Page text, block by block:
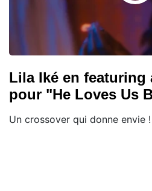
Lila Iké en featuring
pour "He Loves Us
Un crossover qui donne envie !